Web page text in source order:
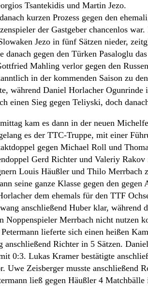
Tsantekidis und Martin Jezo.
kurzen Prozess gegen den
der Gastgeber chancenlos
Jezo in fünf Sätzen nieder,
danach gegen den Türken Pasaloglu
Mahling verlor gegen den
in der kommenden Saison zu
während Daniel Horlacher
einen Sieg gegen Teliyski, doch
kam es dann in der neuen
es der TTC-Truppe, mit einer
gegen Michael Roll und
Gerd Richter und Valeriy
Louis Häußler und Thilo Merrbach
seine ganze Klasse gegen den
dem ehemals für den TTF
anschließend Huber klar, während
Noppenspieler Merrbach nicht nutzen
lieferte sich einen heißen
anschließend Richter in 5 Sätzen.
0:3. Lukas Kramer bestätigte
Uwe Zeisberger musste anschließend
ließ gegen Häußler 4